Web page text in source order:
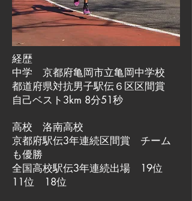
経歴
中学 京都府亀岡市立亀岡中学校
都道府県対抗男子駅伝６区区間賞
自己ベスト3km 8分51秒
高校 洛南高校
京都府駅伝3年連続区間賞 チーム
も優勝
全国高校駅伝3年連続出場 19位
11位 18位